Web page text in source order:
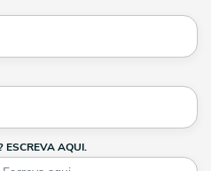
ESCREVA AQUI.